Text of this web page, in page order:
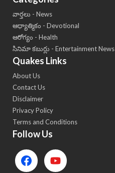
వార్తలు - News
ఆధ్యాత్మికం - Devotional
ఆరోగ్యం - Health
సినిమా కబుర్లు - Entertainment News
Quakes Links
About Us
Contact Us
Disclaimer
Privacy Policy
Terms and Conditions
Follow Us